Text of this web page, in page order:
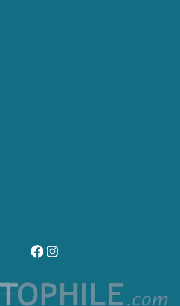
visitez notre page facebook
suivez notre compte instagram